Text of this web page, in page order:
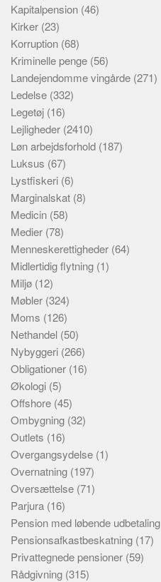
Kapitalpension (46)
Kirker (23)
Korruption (68)
Kriminelle penge (56)
Landejendomme vingårde (271)
Ledelse (332)
Legetøj (16)
Lejligheder (2410)
Løn arbejdsforhold (187)
Luksus (67)
Lystfiskeri (6)
Marginalskat (8)
Medicin (58)
Medier (78)
Menneskerettigheder (64)
Midlertidig flytning (1)
Miljø (12)
Møbler (324)
Moms (126)
Nethandel (50)
Nybyggeri (266)
Obligationer (16)
Økologi (5)
Offshore (45)
Ombygning (32)
Outlets (16)
Overgangsydelse (1)
Overnatning (197)
Oversættelse (71)
Parjura (16)
Pension med løbende udbetaling
Pensionsafkastbeskatning (17)
Privattegnede pensioner (59)
Rådgivning (315)